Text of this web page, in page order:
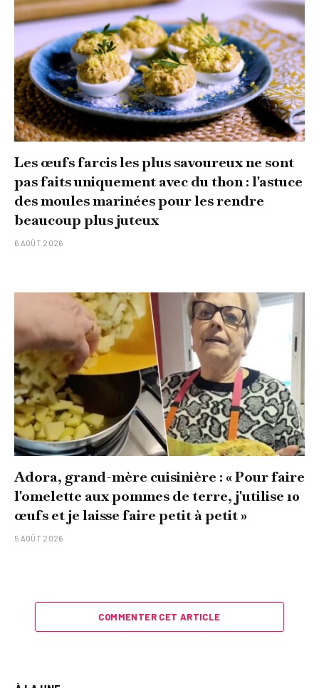
Les œufs farcis les plus savoureux ne sont
pas faits uniquement avec du thon : l'astuce
des moules marinées pour les rendre
beaucoup plus juteux
6 AOÛT 2026
Adora, grand-mère cuisinière : « Pour faire
l'omelette aux pommes de terre, j'utilise 10
œufs et je laisse faire petit à petit »
5 AOÛT 2026
COMMENTER CET ARTICLE